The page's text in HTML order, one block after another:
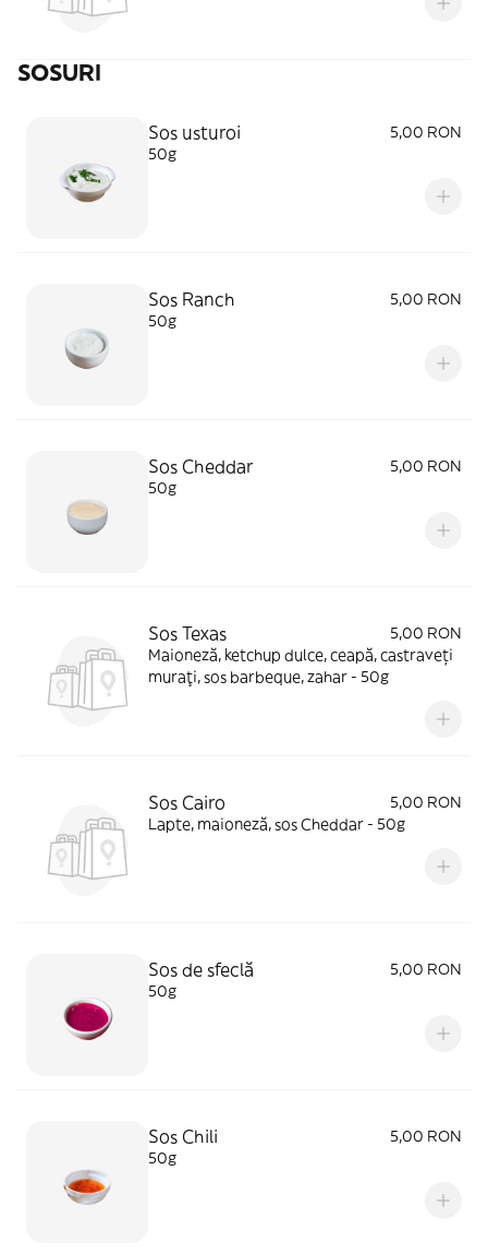
SOSURI
Sos usturoi
5,00 RON
50g
Sos Ranch
5,00 RON
50g
Sos Cheddar
5,00 RON
50g
Sos Texas
5,00 RON
Maioneză, ketchup dulce, ceapă, castraveți
muraţi, sos barbeque, zahar - 50g
Sos Cairo
5,00 RON
Lapte, maioneză, sos Cheddar - 50g
Sos de sfeclă
5,00 RON
50g
Sos Chili
5,00 RON
50g